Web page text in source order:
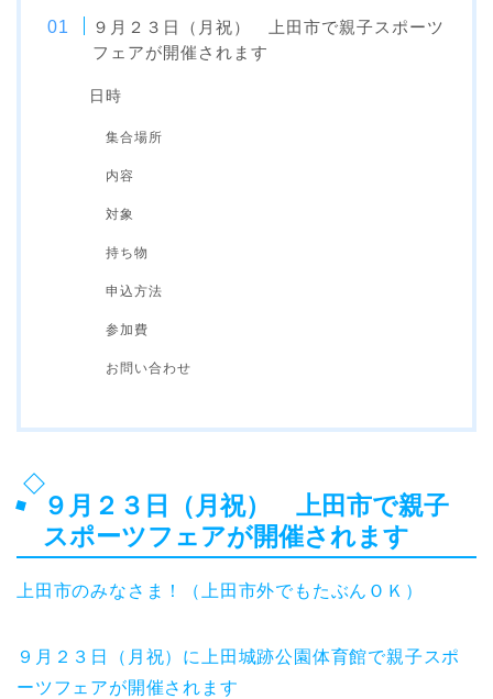
９月２３日（月祝） 上田市で親子スポーツ
フェアが開催されます
日時
集合場所
内容
対象
持ち物
申込方法
参加費
お問い合わせ
９月２３日（月祝） 上田市で親子
スポーツフェアが開催されます
上田市のみなさま！（上田市外でもたぶんＯＫ）
９月２３日（月祝）に上田城跡公園体育館で親子スポ
ーツフェアが開催されます